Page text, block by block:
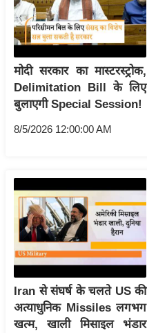
स्थ
ल
फि
ट
ने
स
त्रा
ले
श
शि
प
रा
ज
नी
ति
मोदी सरकार का मास्टरस्ट्रोक,
Delimitation Bill के लिए
बुलाएगी Special Session!
8/5/2026 12:00:00 AM
Iran से संघर्ष के चलते US की
अत्याधुनिक Missiles लगभग
खत्म, खाली मिसाइल भंडार